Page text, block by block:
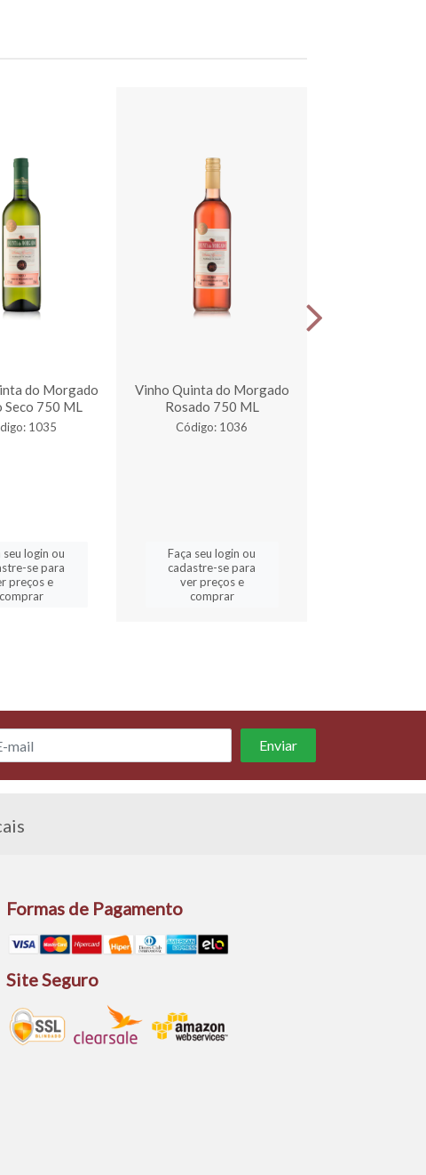
do Morgado
Seco 750 ML
1035
seu login ou
se para
preços e
comprar
Vinho Quinta do Morgado
Rosado 750 ML
Código: 1036
Faça seu login ou
cadastre-se para
ver preços e
comprar
Formas de Pagamento
Site Seguro